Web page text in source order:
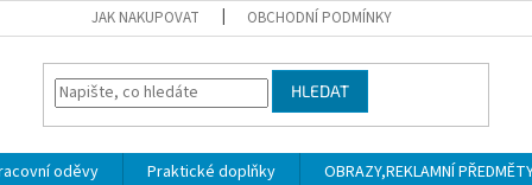
JAK NAKUPOVAT OBCHODNÍ PODMÍNKY
HLEDAT
oděvy Praktické doplňky
OBRAZY,REKLAMNÍ